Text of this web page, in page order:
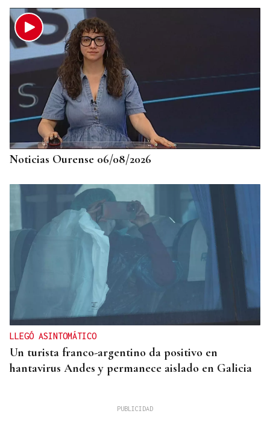
Noticias Ourense 06/08/2026
LLEGÓ ASINTOMÁTICO
Un turista franco-argentino da positivo en
hantavirus Andes y permanece aislado en Galicia